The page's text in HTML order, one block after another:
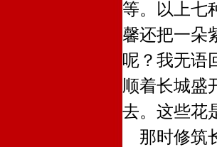
等。以上七
馨还把一朵
呢？我无语
顺着长城盛
去。这些花
那时修筑